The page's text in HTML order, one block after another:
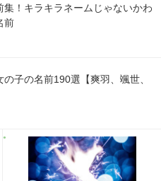
集！キラキラネームじゃないかわ
前
子の名前190選【爽羽、颯世、